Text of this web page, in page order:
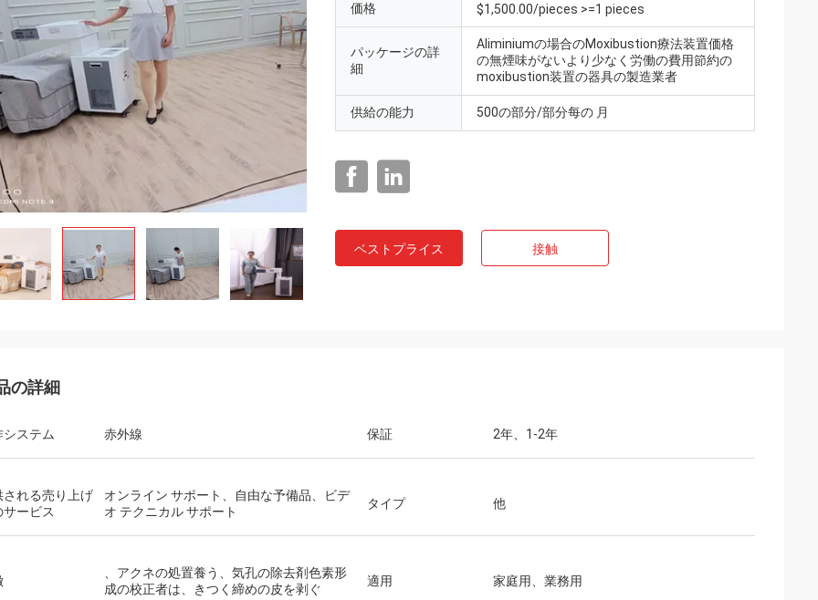
価格 $1,500.00/pieces >=1 pieces
パッケージの詳
細
Aliminiumの場合のMoxibustion療法装置価格
の無煙味がないより少なく労働の費用節約の
moxibustion装置の器具の製造業者
供給の能力 500の部分/部分每の 月
ベストプライス 接触
の詳細
システム 赤外線 保証 2年、1-2年
される売り上げ
サービス
オンライン サポート、自由な予備品、ビデ
オ テクニカル サポート
タイプ 他
、アクネの処置養う、気孔の除去剤色素形
成の校正者は、きつく締めの皮を剥ぐ
適用 家庭用、業務用